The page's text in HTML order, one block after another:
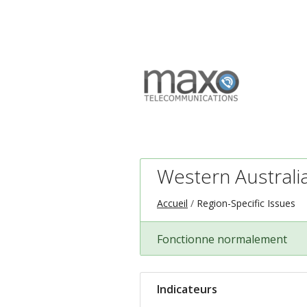
Western
Accueil Region-Specific Issues
Fonctionne normalement
Indicateurs